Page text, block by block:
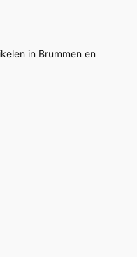
in Brummen en